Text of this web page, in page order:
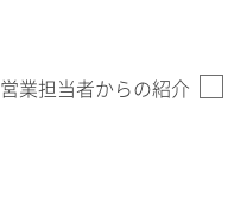
営業担当者からの紹介